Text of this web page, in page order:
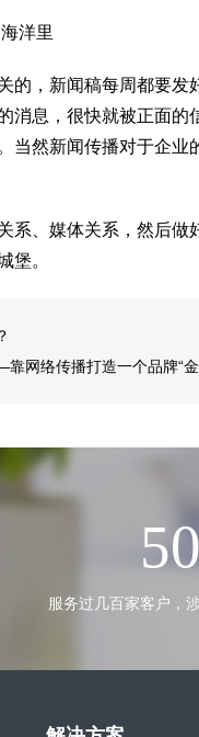
洋里
的，新闻稿每周都要
消息，很快就被正面
当然新闻传播对于企
系、媒体关系，然后
堡。
网络传播打造一个品牌“金
服务过几百家客户，